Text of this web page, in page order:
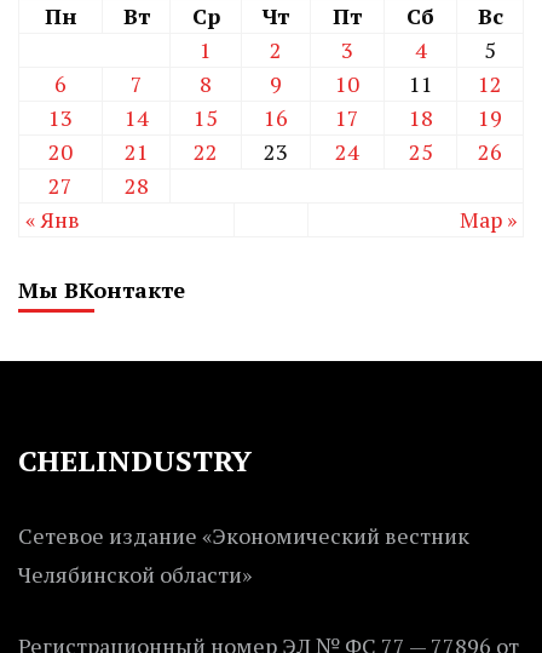
Пн
Вт Ср Чт Пт Сб
Вс
1
2 3 4
5
6
7 8 9 10 11
12
13
14 15 16 17 18
19
20
21 22 23 24 25
26
27
28
« Янв
Мар »
Мы ВКонтакте
CHELINDUSTRY
Сетевое издание «Экономический вестник
Челябинской области»
Регистрационный номер ЭЛ № ФС 77 — 77896 от